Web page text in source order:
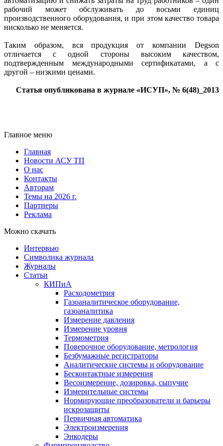
рабочий может обслуживать до восьми единиц
производственного оборудования, и при этом качество товара
нисколько не меняется.
Таким образом, вся продукция от компании Degson
отличается с одной стороны высоким качеством,
подтвержденным международными сертификатами, а с
другой – низкими ценами.
Статья опубликована в журнале «ИСУП», № 6(48)_2013
Главное меню
Главная
Новости АСУ ТП
О нас
Контакты
Авторам
Темы на 2026 г.
Партнеры
Реклама
Можно скачать
Интервью
Символика журнала
Журналы
Статьи
КИПиА
Расходометрия
Газоаналитическое оборудование,
газоаналитика
Измерение давления
Измерение уровня
Термометрия
Поверочное оборудование, метрология
Безбумажные регистраторы
Аналитические системы и оборудование
Бесконтактные измерения
Весоизмерение, дозировка, сыпучие
Измерительные системы
Нормирующие преобразователи и барьеры
искрозащиты
Первичная автоматика
Электроизмерения
Энкодеры